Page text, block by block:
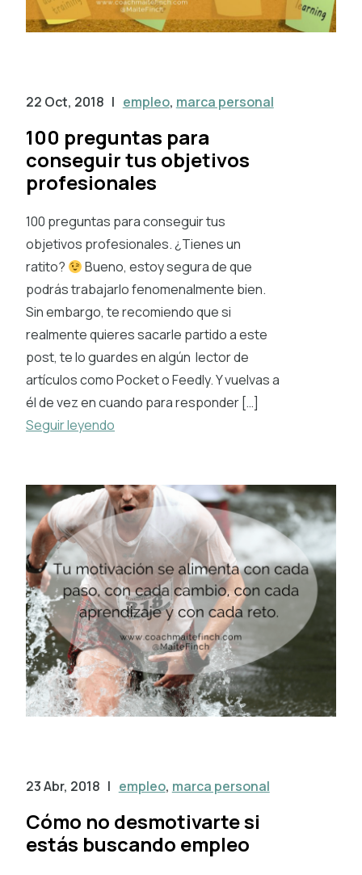
22 Oct, 2018 | empleo, marca personal
100 preguntas para
conseguir tus objetivos
profesionales
100 preguntas para conseguir tus
objetivos profesionales. ¿Tienes un
ratito?
Bueno, estoy segura de que
podrás trabajarlo fenomenalmente bien.
Sin embargo, te recomiendo que si
realmente quieres sacarle partido a este
post, te lo guardes en algún lector de
artículos como Pocket o Feedly. Y vuelvas a
él de vez en cuando para responder […]
Seguir leyendo
23 Abr, 2018 | empleo, marca personal
Cómo no desmotivarte si
estás buscando empleo